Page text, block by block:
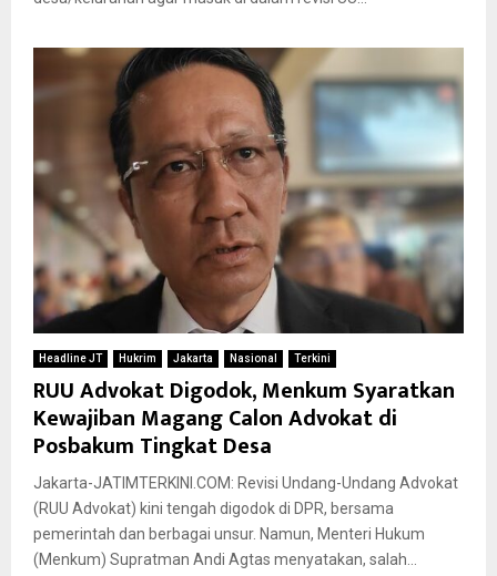
Headline JT Hukrim Jakarta Nasional Terkini
RUU Advokat Digodok, Menkum Syaratkan
Kewajiban Magang Calon Advokat di
Posbakum Tingkat Desa
Jakarta-JATIMTERKINI.COM: Revisi Undang-Undang Advokat
(RUU Advokat) kini tengah digodok di DPR, bersama
pemerintah dan berbagai unsur. Namun, Menteri Hukum
(Menkum) Supratman Andi Agtas menyatakan, salah...